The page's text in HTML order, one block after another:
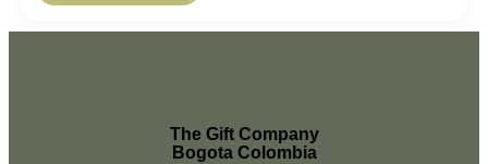
The Gift Company
Bogota Colombia